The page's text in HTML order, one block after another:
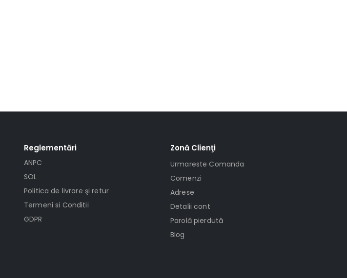
Reglementări
ANPC
SOL
Politica de livrare şi retur
Termeni si Conditii
GDPR
Zonă Clienţi
Urmareste Comanda
Comenzi
Adrese
Detalii cont
Parolă pierdută
Blog